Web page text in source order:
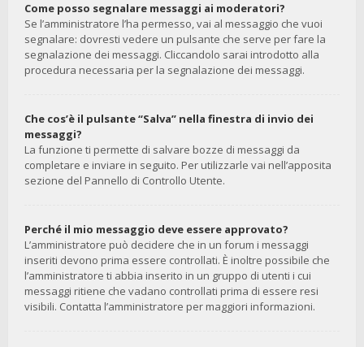
Come posso segnalare messaggi ai moderatori?
Se l’amministratore l’ha permesso, vai al messaggio che vuoi
segnalare: dovresti vedere un pulsante che serve per fare la
segnalazione dei messaggi. Cliccandolo sarai introdotto alla
procedura necessaria per la segnalazione dei messaggi.
Che cos’è il pulsante “Salva” nella finestra di invio dei
messaggi?
La funzione ti permette di salvare bozze di messaggi da
completare e inviare in seguito. Per utilizzarle vai nell’apposita
sezione del Pannello di Controllo Utente.
Perché il mio messaggio deve essere approvato?
L’amministratore può decidere che in un forum i messaggi
inseriti devono prima essere controllati. È inoltre possibile che
l’amministratore ti abbia inserito in un gruppo di utenti i cui
messaggi ritiene che vadano controllati prima di essere resi
visibili. Contatta l’amministratore per maggiori informazioni.